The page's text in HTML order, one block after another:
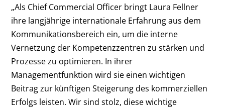
„Als Chief Commercial Officer bringt Laura Fellner
ihre langjährige internationale Erfahrung aus dem
Kommunikationsbereich ein, um die interne
Vernetzung der Kompetenzzentren zu stärken und
Prozesse zu optimieren. In ihrer
Managementfunktion wird sie einen wichtigen
Beitrag zur künftigen Steigerung des kommerziellen
Erfolgs leisten. Wir sind stolz, diese wichtige